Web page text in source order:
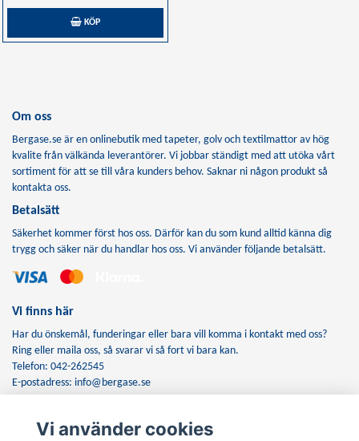
KÖP
Om oss
Bergase.se är en onlinebutik med tapeter, golv och textilmattor av hög
kvalite från välkända leverantörer. Vi jobbar ständigt med att utöka vårt
sortiment för att se till våra kunders behov. Saknar ni någon produkt så
kontakta oss.
Betalsätt
Säkerhet kommer först hos oss. Därför kan du som kund alltid känna dig
trygg och säker när du handlar hos oss. Vi använder följande betalsätt.
Vi finns här
Har du önskemål, funderingar eller bara vill komma i kontakt med oss?
Ring eller maila oss, så svarar vi så fort vi bara kan.
Telefon: 042-262545
E-postadress: info@bergase.se
Anmäl dig till vårt nyhetsbrev
Vi använder cookies